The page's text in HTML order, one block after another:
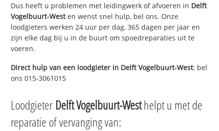
Dus heeft u problemen met leidingwerk of afvoeren in Delft
Vogelbuurt-Westen wenst snel hulp, bel ons. Onze
loodgieters werken 24 uur per dag, 365 dagen per jaar en
zijn elke dag bij u in de buurt om spoedreparaties uit te
voeren.
Direct hulp van een loodgieter in Delft Vogelbuurt-West: bel
ons 015-3061015
Loodgieter Delft Vogelbuurt-Westhelpt u met de
reparatie of vervanging van: